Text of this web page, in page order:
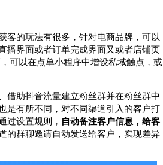
客的玩法有很多，针对电商品牌，可以
播界面或者订单完成界面又或者店铺页
可以在点单小程序中增设私域触点，或
借助抖音流量建立粉丝群并在粉丝群中
是有所不同，对不同渠道引入的客户打
过设置规则， 自动备注客户信息，给客
的群聊邀请自动发送给客户，实现差异